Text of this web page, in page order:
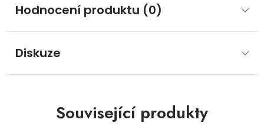
Hodnocení produktu (0)
Diskuze
Související produkty